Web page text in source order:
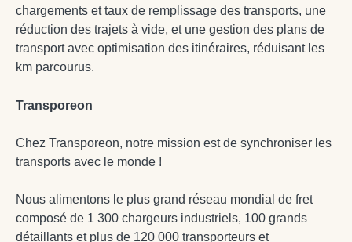
chargements et taux de remplissage des transports, une
réduction des trajets à vide, et une gestion des plans de
transport avec optimisation des itinéraires, réduisant les
km parcourus.
Transporeon
Chez Transporeon, notre mission est de synchroniser les
transports avec le monde !
Nous alimentons le plus grand réseau mondial de fret
composé de 1 300 chargeurs industriels, 100 grands
détaillants et plus de 120 000 transporteurs et